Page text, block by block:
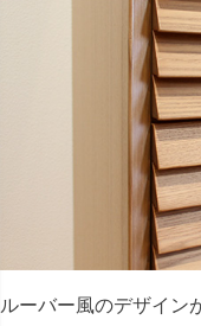
ルーバー風のデザイン